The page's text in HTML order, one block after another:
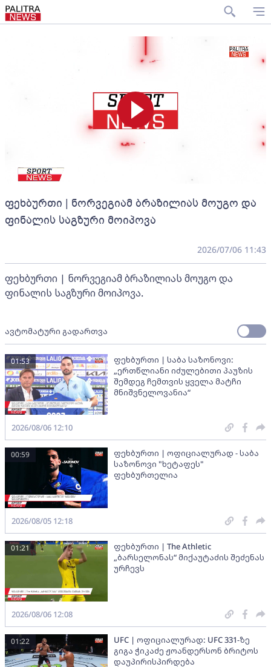
ფეხბურთი | ნორვეგიამ ბრაზილიას მოუგო და
ფინალის საგზური მოიპოვა
2026/07/06 11:43
ფეხბურთი | ნორვეგიამ ბრაზილიას მოუგო და
ფინალის საგზური მოიპოვა.
ავტომატური გადართვა
ფეხბურთი | საბა საზონოვი:
„ერთწლიანი იძულებითი პაუზის
შემდეგ ჩემთვის ყველა მატჩი
მნიშვნელოვანია“
01:53
2026/08/06 12:10
ფეხბურთი | ოფიციალურად - საბა
საზონოვი "ხეტაფეს"
ფეხბურთელია
00:59
2026/08/05 12:18
ფეხბურთი | The Athletic
„ბარსელონას“ მიქაუტაძის შეძენას
ურჩევს
01:21
2026/08/06 12:08
UFC | ოფიციალურად: UFC 331-ზე
გიგა ჭიკაძე ჟოანდერსონ ბრიტოს
დაუპირისპირდება
01:22